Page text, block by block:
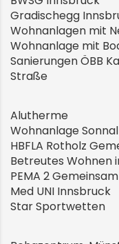
Gradischegg
Wohnanlagen mit
Wohnanlage mit
Sanierungen ÖBB
Straße
Alutherme
Wohnanlage
HBFLA Rotholz
Betreutes Wohnen
PEMA 2
Med UNI Innsbruck
Star Sportwetten